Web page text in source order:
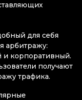
для себя
арбитражу:
и корпоративный.
получают
трафика.